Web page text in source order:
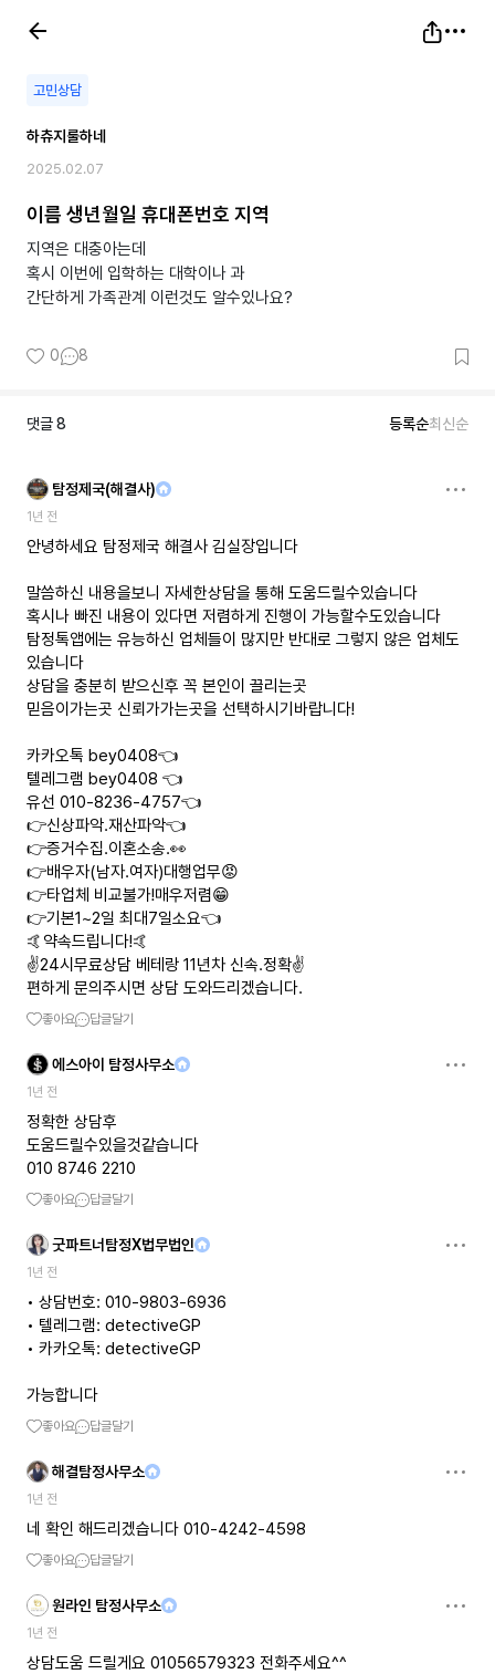
고민상담
하츄지룰하네
2025.02.07
이름 생년월일 휴대폰번호 지역
지역은 대충아는데
혹시 이번에 입학하는 대학이나 과
간단하게 가족관계 이런것도 알수있나요?
0 8
댓글8 등록순최신순
탐정제국(해결사)
1년 전
안녕하세요 탐정제국 해결사 김실장입니다
말씀하신 내용을보니 자세한상담을 통해 도움드릴수있습니다
혹시나 빠진 내용이 있다면 저렴하게 진행이 가능할수도있습니다
탐정톡앱에는 유능하신 업체들이 많지만 반대로 그렇지 않은 업체도
있습니다
상담을 충분히 받으신후 꼭 본인이 끌리는곳
믿음이가는곳 신뢰가가는곳을 선택하시기바랍니다!
카카오톡 bey0408👈
텔레그램 bey0408 👈
유선 010-8236-4757👈
👉신상파악.재산파악👈
👉증거수집.이혼소송.👀
👉배우자(남자.여자)대행업무😡
👉타업체 비교불가!매우저렴😁
👉기본1~2일 최대7일소요👈
🤙약속드립니다!🤙
✌️24시무료상담 베테랑 11년차 신속.정확✌️
편하게 문의주시면 상담 도와드리겠습니다.
좋아요 답글달기
에스아이 탐정사무소
1년 전
정확한 상담후
도움드릴수있을것같습니다
010 8746 2210
좋아요 답글달기
굿파트너탐정X법무법인
1년 전
• 상담번호: 010-9803-6936
• 텔레그램: detectiveGP
• 카카오톡: detectiveGP
가능합니다
좋아요 답글달기
해결탐정사무소
1년 전
네 확인 해드리겠습니다 010-4242-4598
좋아요 답글달기
원라인 탐정사무소
1년 전
상담도움 드릴게요 01056579323 전화주세요^^